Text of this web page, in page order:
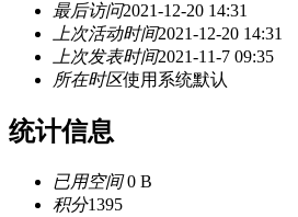
最后访问2021-12-20 14:31
上次活动时间2021-12-20 14:31
上次发表时间2021-11-7 09:35
所在时区使用系统默认
统计信息
已用空间0 B
积分1395